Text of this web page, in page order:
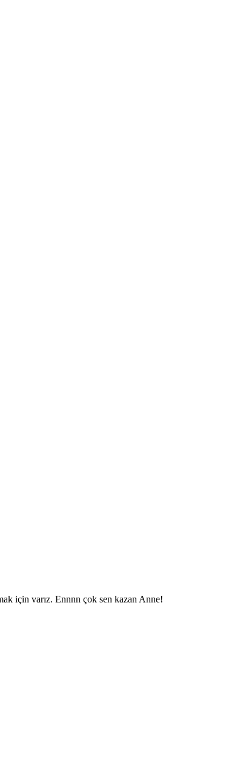
için varız. Ennnn çok sen kazan Anne!